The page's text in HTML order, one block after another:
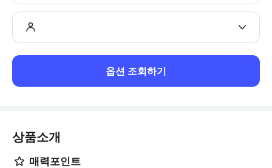
옵션 조회하기
상품소개
매력포인트